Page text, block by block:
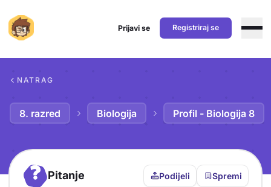
Prijavi se Registriraj se
NATRAG
8. razred Biologija Profil - Biologija 8
? Pitanje Podijeli Spremi